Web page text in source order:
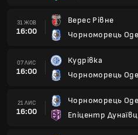
31 ЖОВ
16:00
Верес Рівне
Чорноморець
07 ЛИС
16:00
Кудрівка
Чорноморець
21 ЛИС
16:00
Чорноморець
Епіцентр